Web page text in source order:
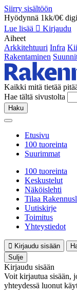
Siirry sisältöön
Hyödynnä 1kk/0€
Lue lisää
Kirjaudu
Aiheet
Arkkitehtuuri Infra
Rakentaminen
Kaikki mitä tietää
Hae tältä sivustolta
Haku
Etusivu
100 tuoreinta
Suurimmat
100 tuoreinta
Keskustelut
Näköislehti
Tilaa
Uutiskirje
Toimitus
Yhteystiedot
Kirjaudu sisään
Sulje
Kirjaudu sisään
Voit kirjautua sisään,
yhteydessä luonut